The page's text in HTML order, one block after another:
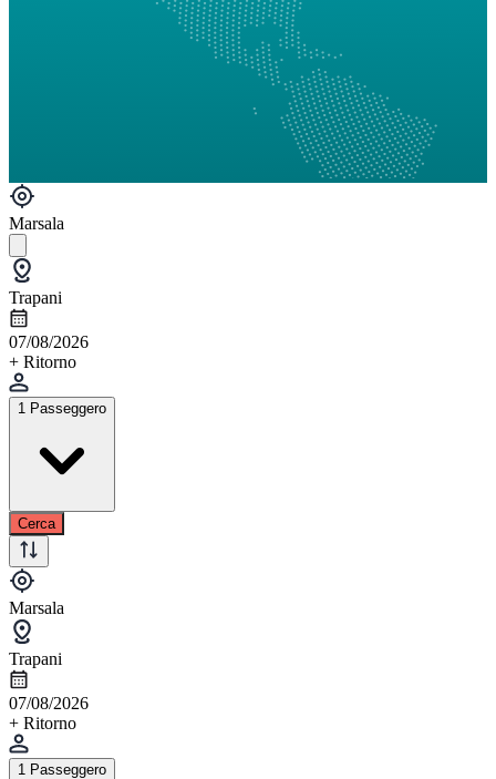
Marsala
Trapani
07/08/2026
+ Ritorno
1 Passeggero
Cerca
Marsala
Trapani
07/08/2026
+ Ritorno
1 Passeggero